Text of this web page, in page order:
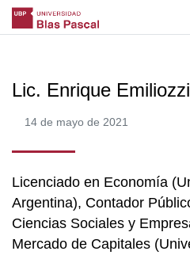
Lic. Enrique Emiliozzi
14 de mayo de 2021
Licenciado en Economía
Argentina), Contador
Ciencias Sociales y
Mercado de Capitales